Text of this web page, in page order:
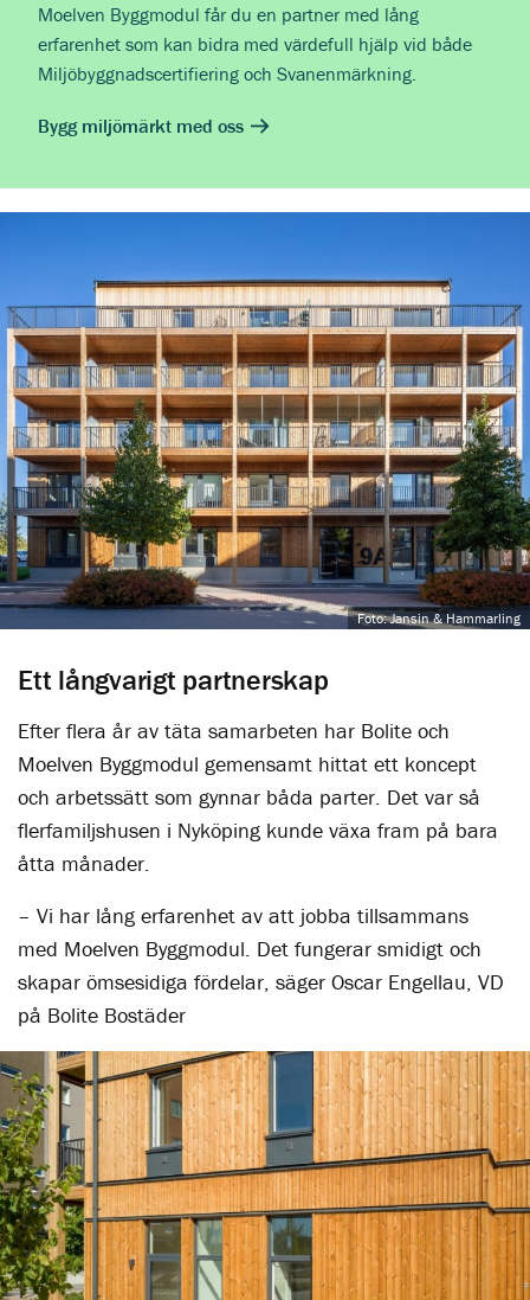
Moelven Byggmodul får du en partner med lång
erfarenhet som kan bidra med värdefull hjälp vid både
Miljöbyggnadscertifiering och Svanenmärkning.
Bygg miljömärkt med oss
Foto: Jansin & Hammarling
Ett långvarigt partnerskap
Efter flera år av täta samarbeten har Bolite och
Moelven Byggmodul gemensamt hittat ett koncept
och arbetssätt som gynnar båda parter. Det var så
flerfamiljshusen i Nyköping kunde växa fram på bara
åtta månader.
– Vi har lång erfarenhet av att jobba tillsammans
med Moelven Byggmodul. Det fungerar smidigt och
skapar ömsesidiga fördelar, säger Oscar Engellau, VD
på Bolite Bostäder